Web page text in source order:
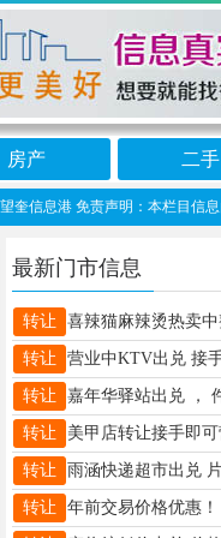
房产 二手
信息港 免责声明：本栏目信息
最新门市信息
转让
转让
转让
转让
转让
转让